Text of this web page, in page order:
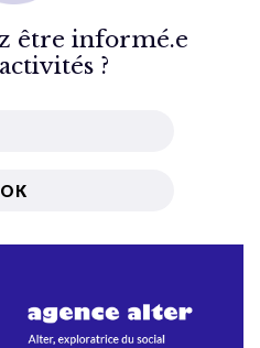
être informé.e
?